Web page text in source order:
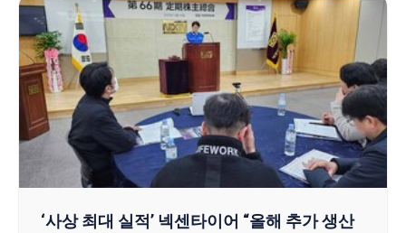
‘사상 최대 실적’ 넥센타이어 “올해 추가 생산